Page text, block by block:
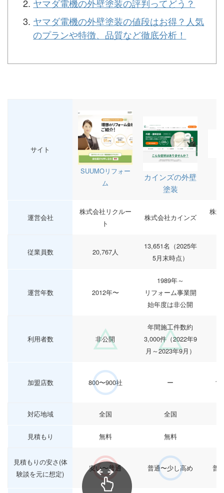
ヤマダ電機の外壁塗装の評判ってどう？
ヤマダ電機の外壁塗装の値段はお得？人気
のプランや特徴、品質など徹底分析！
サイト
SUUMOリフォー
ム
カインズの外壁
塗装
運営会社
株式会社リクルー
ト
株式会社カインズ
株
従業員数 20,767人
13,651名（2025年
5月末時点）
運営年数 2012年〜
1989年～
リフォーム事業開
始年度は非公開
利用者数 非公開
年間施工件数約
3,000件（2022年9
月～2023年9月）
加盟店数 800〜900社 ー
対応地域 全国 全国
見積もり 無料 無料
見積もりの安さ(体
験談を元に想定)
安い〜普通 普通〜少し高め 普